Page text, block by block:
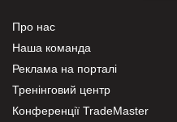
Про нас
Наша команда
Реклама на порталі
Тренінговий центр
Конференції TradeMaster